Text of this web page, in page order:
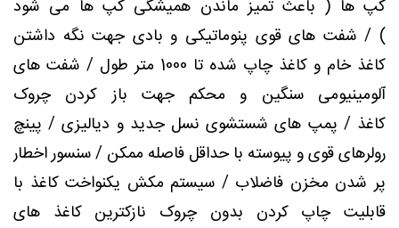
کپ ها ( باعث تمیز ماندن همیشگی کپ ها می شود
) / شفت های قوی پنوماتیکی و بادی جهت نگه داشتن
کاغذ خام و کاغذ چاپ شده تا 1000 متر طول / شفت های
آلومینیومی سنگین و محکم جهت باز کردن چروک
کاغذ / پمپ های شستشوی نسل جدید و دیالیزی / پینچ
رولرهای قوی و پیوسته با حداقل فاصله ممکن / سنسور اخطار
پر شدن مخزن فاضلاب / سیستم مکش یکنواخت کاغذ با
قابلیت چاپ کردن بدون چروک نازکترین کاغذ های